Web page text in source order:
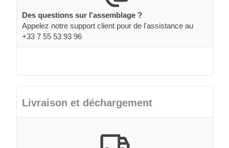
Des questions sur l'assemblage ?
Appelez notre support client pour de l'assistance au
+33 7 55 53 93 96
Livraison et déchargement